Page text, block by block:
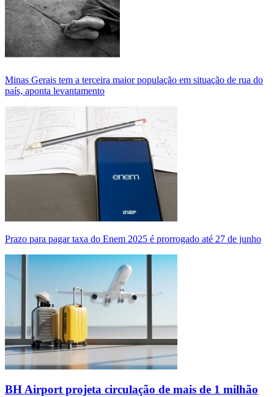
Minas Gerais tem a terceira maior população em situação de rua do
país, aponta levantamento
Prazo para pagar taxa do Enem 2025 é prorrogado até 27 de junho
BH Airport projeta circulação de mais de 1 milhão